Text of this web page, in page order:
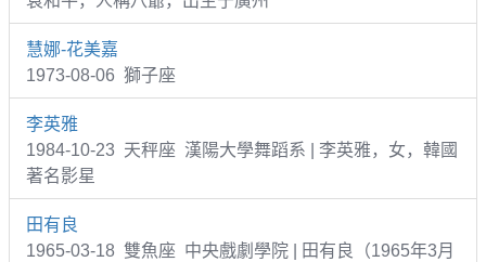
慧娜-花美嘉
1973-08-06 獅子座
李英雅
1984-10-23 天秤座 漢陽大學舞蹈系 | 李英雅，女，韓國
著名影星
田有良
1965-03-18 雙魚座 中央戲劇學院 | 田有良（1965年3月